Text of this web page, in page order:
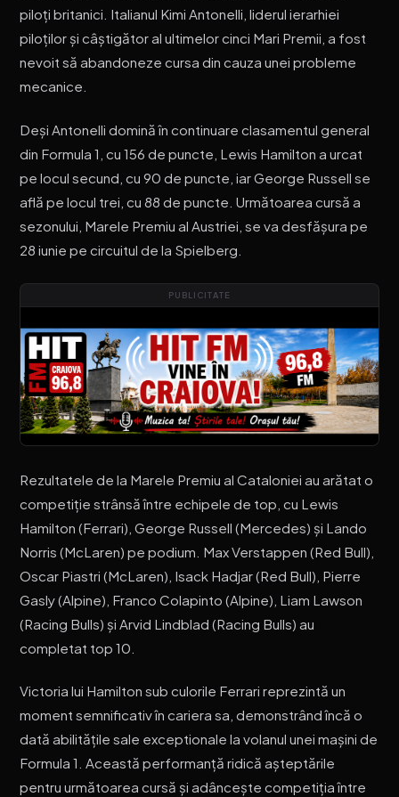
piloți britanici. Italianul Kimi Antonelli, liderul ierarhiei
piloților și câștigător al ultimelor cinci Mari Premii, a fost
nevoit să abandoneze cursa din cauza unei probleme
mecanice.
Deși Antonelli domină în continuare clasamentul general
din Formula 1, cu 156 de puncte, Lewis Hamilton a urcat
pe locul secund, cu 90 de puncte, iar George Russell se
află pe locul trei, cu 88 de puncte. Următoarea cursă a
sezonului, Marele Premiu al Austriei, se va desfășura pe
28 iunie pe circuitul de la Spielberg.
PUBLICITATE
Rezultatele de la Marele Premiu al Cataloniei au arătat o
competiție strânsă între echipele de top, cu Lewis
Hamilton (Ferrari), George Russell (Mercedes) și Lando
Norris (McLaren) pe podium. Max Verstappen (Red Bull),
Oscar Piastri (McLaren), Isack Hadjar (Red Bull), Pierre
Gasly (Alpine), Franco Colapinto (Alpine), Liam Lawson
(Racing Bulls) și Arvid Lindblad (Racing Bulls) au
completat top 10.
Victoria lui Hamilton sub culorile Ferrari reprezintă un
moment semnificativ în cariera sa, demonstrând încă o
dată abilitățile sale exceptionale la volanul unei mașini de
Formula 1. Această performanță ridică așteptările
pentru următoarea cursă și adâncește competiția între